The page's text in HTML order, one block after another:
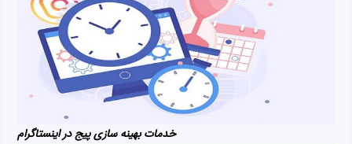
خدمات بهینه سازی پیج در اینستاگرام